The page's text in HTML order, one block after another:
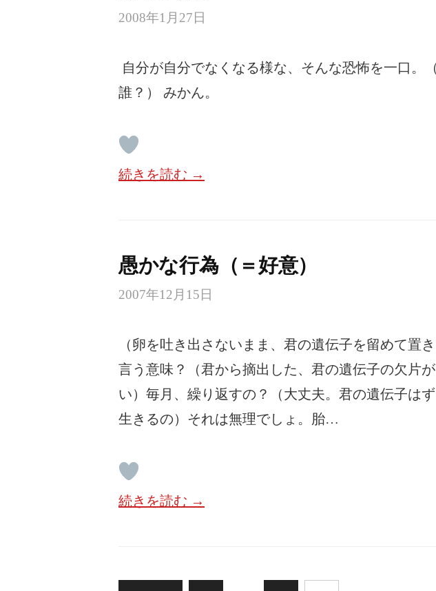
2008年1月27日
自分が自分でなくなる様な、そんな恐怖を一口。
誰？） みかん。
続きを読む →
愚かな行為（＝好意）
2007年12月15日
（卵を吐き出さないまま、君の遺伝子を留めて置
言う意味？（君から摘出した、君の遺伝子の欠片
い）毎月、繰り返すの？（大丈夫。君の遺伝子は
生きるの）それは無理でしょ。胎…
続きを読む →